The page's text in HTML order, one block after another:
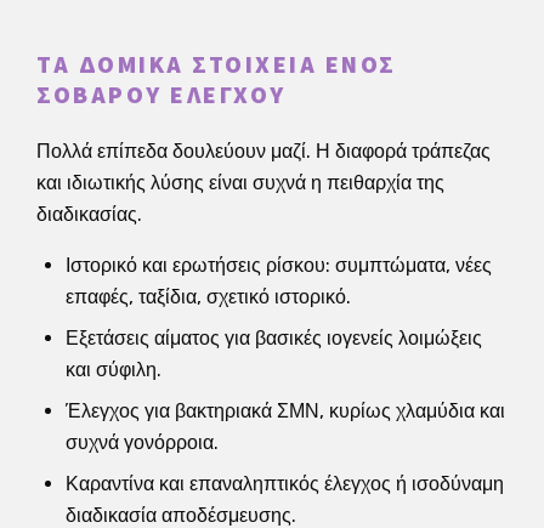
ΤΑ ΔΟΜΙΚΆ ΣΤΟΙΧΕΊΑ ΕΝΌΣ
ΣΟΒΑΡΟΎ ΕΛΈΓΧΟΥ
Πολλά επίπεδα δουλεύουν μαζί. Η διαφορά τράπεζας
και ιδιωτικής λύσης είναι συχνά η πειθαρχία της
διαδικασίας.
Ιστορικό και ερωτήσεις ρίσκου: συμπτώματα, νέες
επαφές, ταξίδια, σχετικό ιστορικό.
Εξετάσεις αίματος για βασικές ιογενείς λοιμώξεις
και σύφιλη.
Έλεγχος για βακτηριακά ΣΜΝ, κυρίως χλαμύδια και
συχνά γονόρροια.
Καραντίνα και επαναληπτικός έλεγχος ή ισοδύναμη
διαδικασία αποδέσμευσης.